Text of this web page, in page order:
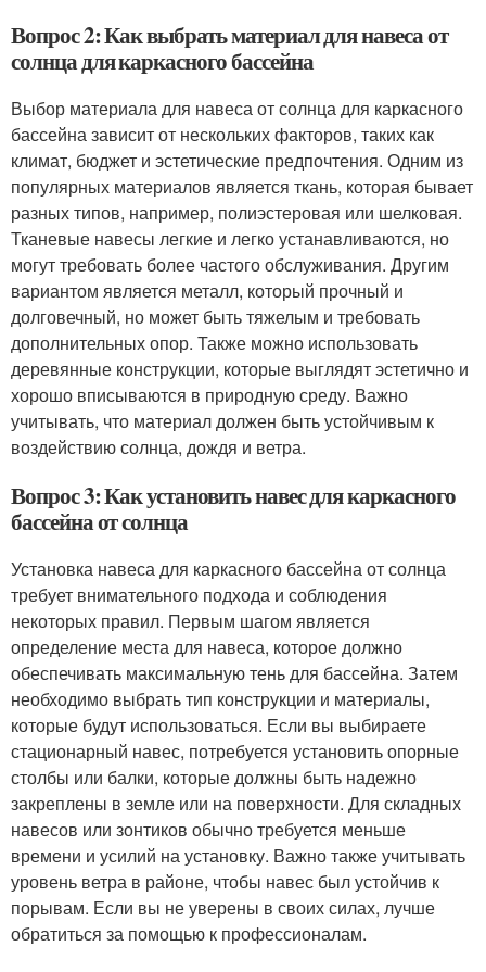
Вопрос 2: Как выбрать материал для навеса от
солнца для каркасного бассейна
Выбор материала для навеса от солнца для каркасного
бассейна зависит от нескольких факторов, таких как
климат, бюджет и эстетические предпочтения. Одним из
популярных материалов является ткань, которая бывает
разных типов, например, полиэстеровая или шелковая.
Тканевые навесы легкие и легко устанавливаются, но
могут требовать более частого обслуживания. Другим
вариантом является металл, который прочный и
долговечный, но может быть тяжелым и требовать
дополнительных опор. Также можно использовать
деревянные конструкции, которые выглядят эстетично и
хорошо вписываются в природную среду. Важно
учитывать, что материал должен быть устойчивым к
воздействию солнца, дождя и ветра.
Вопрос 3: Как установить навес для каркасного
бассейна от солнца
Установка навеса для каркасного бассейна от солнца
требует внимательного подхода и соблюдения
некоторых правил. Первым шагом является
определение места для навеса, которое должно
обеспечивать максимальную тень для бассейна. Затем
необходимо выбрать тип конструкции и материалы,
которые будут использоваться. Если вы выбираете
стационарный навес, потребуется установить опорные
столбы или балки, которые должны быть надежно
закреплены в земле или на поверхности. Для складных
навесов или зонтиков обычно требуется меньше
времени и усилий на установку. Важно также учитывать
уровень ветра в районе, чтобы навес был устойчив к
порывам. Если вы не уверены в своих силах, лучше
обратиться за помощью к профессионалам.